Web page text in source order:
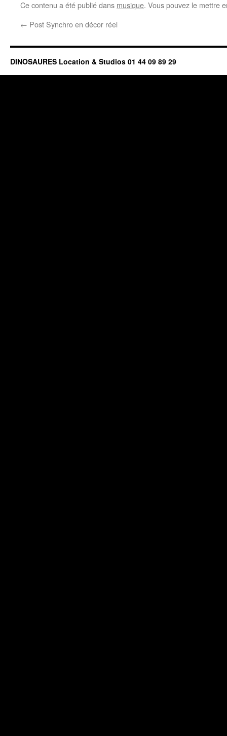
Ce contenu a été publié dans musique. Vous pouvez le mettre
← Post Synchro en décor réel
DINOSAURES Location & Studios 01 44 09 89 29